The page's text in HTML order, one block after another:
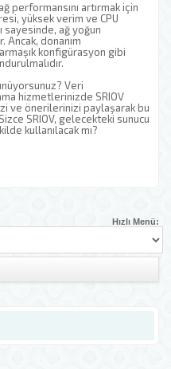
performansını artırmak için
yüksek verim ve CPU
sayesinde, ağ yoğun
donanım
konfigürasyon gibi
Veri
hizmetlerinizde SRIOV
ve önerilerinizi paylaşarak bu
SRIOV, gelecekteki sunucu
kullanılacak mı?
Hızlı Menü: